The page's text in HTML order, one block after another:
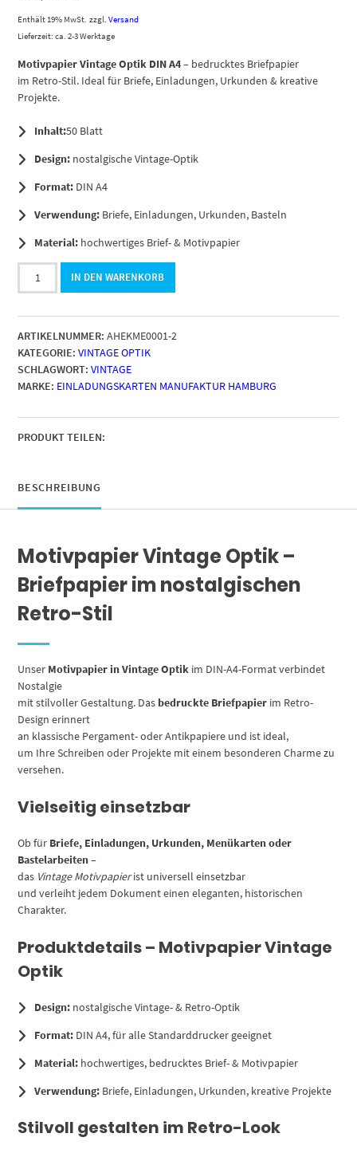
Enthält 19% MwSt. zzgl.Versand
Lieferzeit: ca. 2-3 Werktage
Motivpapier Vintage Optik DIN A4– bedrucktes Briefpapier
im Retro-Stil. Ideal für Briefe, Einladungen, Urkunden & kreative
Projekte.
Inhalt:50 Blatt
Design: nostalgische Vintage-Optik
Format: DIN A4
Verwendung: Briefe, Einladungen, Urkunden, Basteln
Material: hochwertiges Brief- & Motivpapier
50
Blatt
DIN
A4,
Vintage
Retro
grün,
beidseitig
bedruckt
IN DEN WARENKORB
ARTIKELNUMMER: AHEKME0001-2
KATEGORIE: VINTAGE OPTIK
SCHLAGWORT: VINTAGE
MARKE: EINLADUNGSKARTEN MANUFAKTUR HAMBURG
PRODUKT TEILEN:
BESCHREIBUNG
Motivpapier Vintage Optik –
Briefpapier im nostalgischen
Retro-Stil
Unser Motivpapier in Vintage Optik im DIN-A4-Format verbindet
Nostalgie
mit stilvoller Gestaltung. Das bedruckte Briefpapier im Retro-
Design erinnert
an klassische Pergament- oder Antikpapiere und ist ideal,
um Ihre Schreiben oder Projekte mit einem besonderen Charme zu
versehen.
Vielseitig einsetzbar
Ob für Briefe, Einladungen, Urkunden, Menükarten oder
Bastelarbeiten–
das Vintage Motivpapierist universell einsetzbar
und verleiht jedem Dokument einen eleganten, historischen
Charakter.
Produktdetails – Motivpapier Vintage
Optik
Design: nostalgische Vintage- & Retro-Optik
Format: DIN A4, für alle Standarddrucker geeignet
Material: hochwertiges, bedrucktes Brief- & Motivpapier
Verwendung: Briefe, Einladungen, Urkunden, kreative Projekte
Stilvoll gestalten im Retro-Look